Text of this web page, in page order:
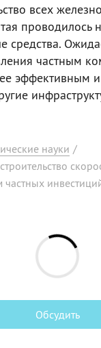
всех
проводилось
средства.
частным
эффективным
науки /
частных
Обсудить